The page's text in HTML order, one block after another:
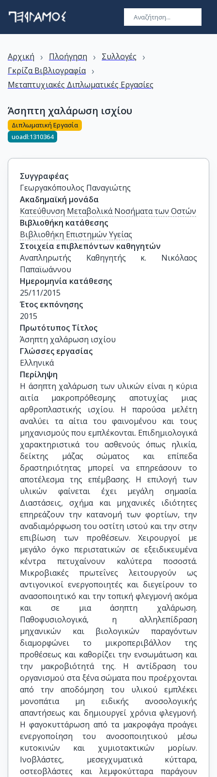
Αρχική › Πλοήγηση › Συλλογές ›
Γκρίζα Βιβλιογραφία ›
Μεταπτυχιακές Διπλωματικές Εργασίες
Άσηπτη χαλάρωση ισχίου
Διπλωματική Εργασία
uoadl:1310364
Συγγραφέας
Γεωργακόπουλος Παναγιώτης
Ακαδημαϊκή μονάδα
Κατεύθυνση Μεταβολικά Νοσήματα των Οστών
Βιβλιοθήκη κατάθεσης
Βιβλιοθήκη Επιστημών Υγείας
Στοιχεία επιβλεπόντων καθηγητών
Αναπληρωτής Καθηγητής κ. Νικόλαος
Παπαϊωάννου
Ημερομηνία κατάθεσης
25/11/2015
Έτος εκπόνησης
2015
Πρωτότυπος Τίτλος
Άσηπτη χαλάρωση ισχίου
Γλώσσες εργασίας
Ελληνικά
Περίληψη
Η άσηπτη χαλάρωση των υλικών είναι η κύρια
αιτία μακροπρόθεσμης αποτυχίας μιας
αρθροπλαστικής ισχίου. Η παρούσα μελέτη
αναλύει τα αίτια του φαινομένου και τους
μηχανισμούς που εμπλέκονται. Επιδημιολογικά
χαρακτηριστικά του ασθενούς όπως ηλικία,
δείκτης μάζας σώματος και επίπεδα
δραστηριότητας μπορεί να επηρεάσουν το
αποτέλεσμα της επέμβασης. Η επιλογή των
υλικών φαίνεται έχει μεγάλη σημασία.
Διαστάσεις, σχήμα και μηχανικές ιδιότητες
επηρεάζουν την κατανομή των φορτίων, την
αναδιαμόρφωση του οστίτη ιστού και την στην
επιβίωση των προθέσεων. Χειρουργοί με
μεγάλο όγκο περιστατικών σε εξειδικευμένα
κέντρα πετυχαίνουν καλύτερα ποσοστά.
Μικροβιακές πρωτεΐνες λειτουργούν ως
αντιγονικοί ενεργοποιητές και διεγείρουν το
ανασοποιητικό και την τοπική φλεγμονή ακόμα
και σε μια άσηπτη χαλάρωση.
Παθοφυσιολογικά, η αλληλεπίδραση
μηχανικών και βιολογικών παραγόντων
διαμορφώνει το μικροπεριβάλλον της
προθέσεως και καθορίζει την ενσωμάτωση και
την μακροβιότητά της. Η αντίδραση του
οργανισμού στα ξένα σώματα που προέρχονται
από την αποδόμηση του υλικού εμπλέκει
μονοπάτια μη ειδικής ανοσολογικής
απαντήσεως και δημιουργεί χρόνια φλεγμονή.
Η φαγοκυττάρωση από τα μακροφάγα προάγει
ενεργοποίηση του ανοσοποιητικού μέσω
κυτοκινών και χυμιοτακτικών μορίων.
Ινοβλάστες, μεσεγχυματικά κύτταρα,
οστεοβλάστες και λεμφοκύτταρα παράγουν